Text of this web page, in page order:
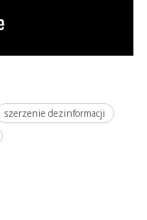
szerzenie dezinformacji